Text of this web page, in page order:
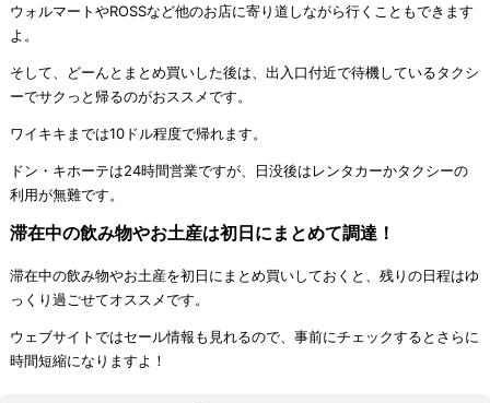
ウォルマートやROSSなど他のお店に寄り道しながら行くこともできます
よ。
そして、どーんとまとめ買いした後は、出入口付近で待機しているタクシ
ーでサクっと帰るのがおススメです。
ワイキキまでは10ドル程度で帰れます。
ドン・キホーテは24時間営業ですが、日没後はレンタカーかタクシーの
利用が無難です。
滞在中の飲み物やお土産は初日にまとめて調達！
滞在中の飲み物やお土産を初日にまとめ買いしておくと、残りの日程はゆ
っくり過ごせてオススメです。
ウェブサイトではセール情報も見れるので、事前にチェックするとさらに
時間短縮になりますよ！